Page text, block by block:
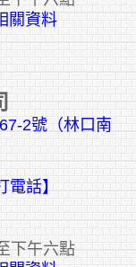
關資料
2號（林口南
電話】
下午六點